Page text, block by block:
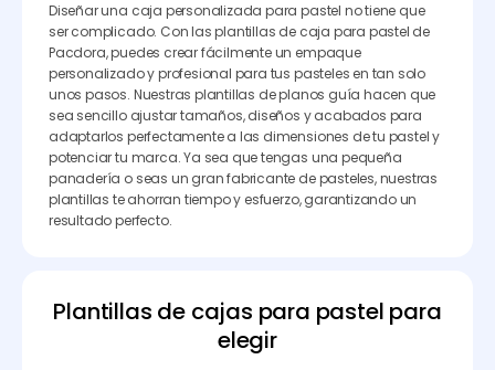
Diseñar una caja personalizada para pastel no tiene que
ser complicado. Con las plantillas de caja para pastel de
Pacdora, puedes crear fácilmente un empaque
personalizado y profesional para tus pasteles en tan solo
unos pasos. Nuestras plantillas de planos guía hacen que
sea sencillo ajustar tamaños, diseños y acabados para
adaptarlos perfectamente a las dimensiones de tu pastel y
potenciar tu marca. Ya sea que tengas una pequeña
panadería o seas un gran fabricante de pasteles, nuestras
plantillas te ahorran tiempo y esfuerzo, garantizando un
resultado perfecto.
Plantillas de cajas para pastel para
elegir